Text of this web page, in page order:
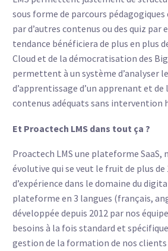
sous forme de parcours
par d’autres contenus ou des quiz par
tendance bénéficiera de plus en plus
Cloud et de la démocratisation des
permettent à un système d’analyser
d’apprentissage d’un apprenant et de
contenus adéquats sans intervention
Et Proactech LMS dans tout ça ?
Proactech LMS une plateforme
évolutive qui se veut le fruit de plus de
d’expérience dans le domaine du
plateforme en 3 langues (français,
développée depuis 2012 par nos
besoins à la fois standard et
gestion de la formation de nos